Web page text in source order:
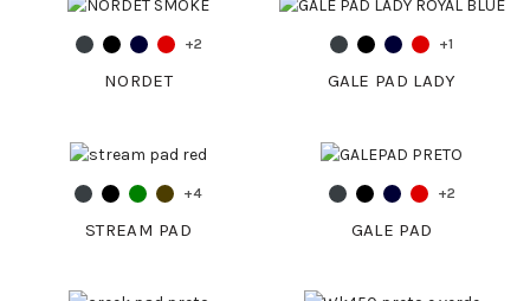
+2
NORDET
+1
GALE PAD LADY
+4
STREAM PAD
+2
GALE PAD